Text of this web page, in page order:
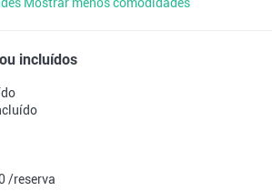
incluídos
/reserva